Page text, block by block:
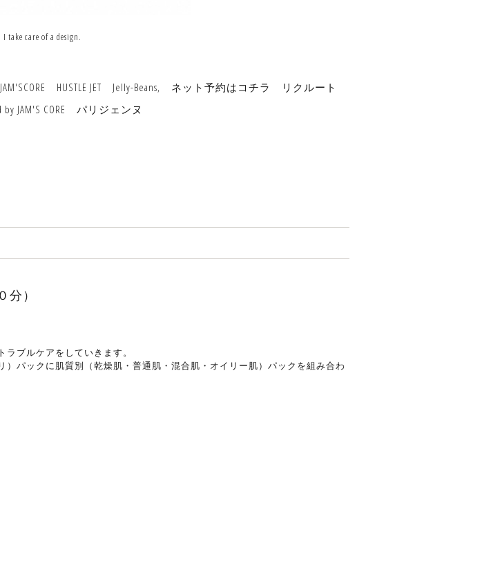
I take care of a design.
JAM'SCORE HUSTLE JET Jelly-Beans, ネット予約はコチラ
リクルート
JAM'S CORE パリジェンヌ
分）
ラブルケアをしていきます。
）パックに肌質別（乾燥肌・普通肌・混合肌・オイリー肌）パックを組み合わ